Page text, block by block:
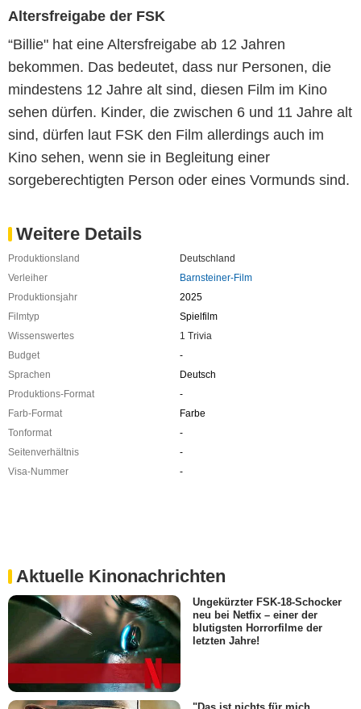
Altersfreigabe der FSK
“Billie" hat eine Altersfreigabe ab 12 Jahren
bekommen. Das bedeutet, dass nur Personen, die
mindestens 12 Jahre alt sind, diesen Film im Kino
sehen dürfen. Kinder, die zwischen 6 und 11 Jahre alt
sind, dürfen laut FSK den Film allerdings auch im
Kino sehen, wenn sie in Begleitung einer
sorgeberechtigten Person oder eines Vormunds sind.
Weitere Details
Produktionsland
Deutschland
Verleiher
Barnsteiner-Film
Produktionsjahr
2025
Filmtyp
Spielfilm
Wissenswertes
1 Trivia
Budget
-
Sprachen
Deutsch
Produktions-Format
-
Farb-Format
Farbe
Tonformat
-
Seitenverhältnis
-
Visa-Nummer
-
Aktuelle Kinonachrichten
Ungekürzter FSK-18-Schocker
neu bei Netfix – einer der
blutigsten Horrorfilme der
letzten Jahre!